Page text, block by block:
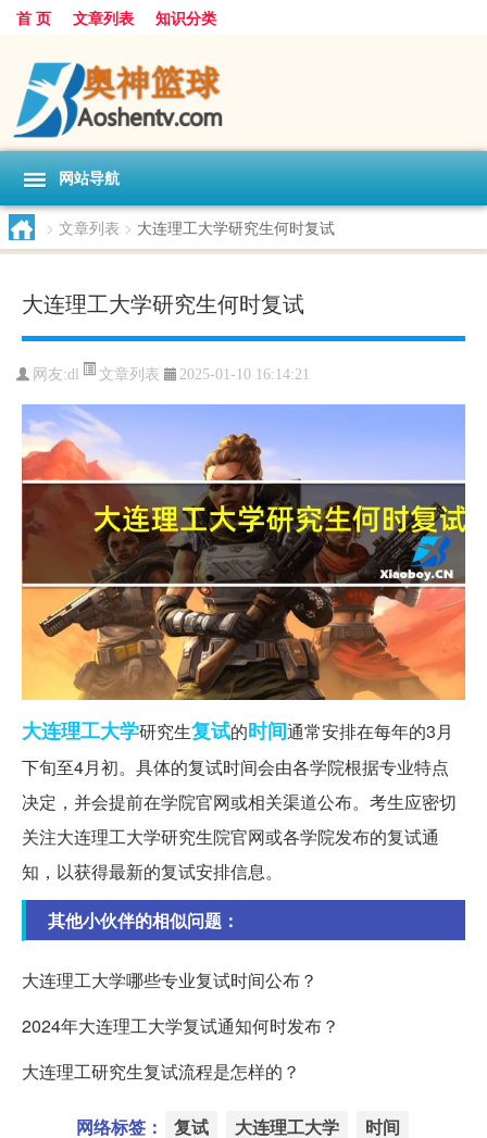
首 页 文章列表 知识分类
网站导航
> 文章列表 > 大连理工大学研究生何时复试
大连理工大学研究生何时复试
网友:dl 文章列表 2025-01-10 16:14:21
大连理工大学研究生复试的时间通常安排在每年的3月
下旬至4月初。具体的复试时间会由各学院根据专业特点
决定，并会提前在学院官网或相关渠道公布。考生应密切
关注大连理工大学研究生院官网或各学院发布的复试通
知，以获得最新的复试安排信息。
其他小伙伴的相似问题：
大连理工大学哪些专业复试时间公布？
2024年大连理工大学复试通知何时发布？
大连理工研究生复试流程是怎样的？
网络标签： 复试 大连理工大学 时间